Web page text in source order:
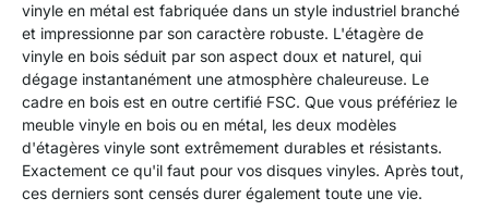
vinyle en métal est fabriquée dans un style industriel branché
et impressionne par son caractère robuste. L'étagère de
vinyle en bois séduit par son aspect doux et naturel, qui
dégage instantanément une atmosphère chaleureuse. Le
cadre en bois est en outre certifié FSC. Que vous préfériez le
meuble vinyle en bois ou en métal, les deux modèles
d'étagères vinyle sont extrêmement durables et résistants.
Exactement ce qu'il faut pour vos disques vinyles. Après tout,
ces derniers sont censés durer également toute une vie.